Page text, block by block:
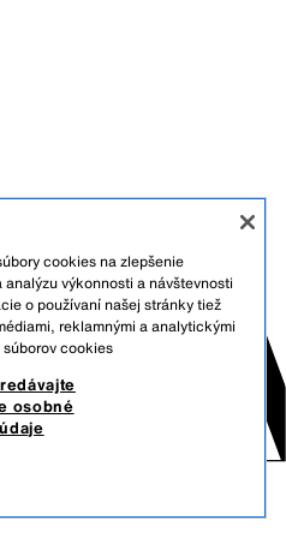
cookies na zlepšenie
výkonnosti a návštevnosti
o používaní našej stránky tiež
reklamnými a analytickými
cookies
osobné
údaje